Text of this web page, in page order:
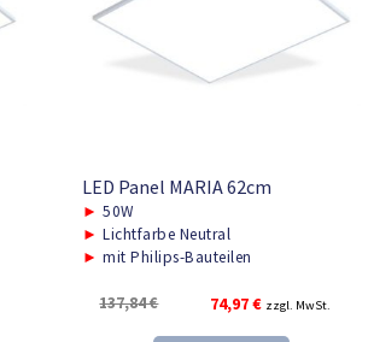
LED Panel MARIA 62cm
► 50W
► Lichtfarbe Neutral
► mit Philips-Bauteilen
137,84€
Ursprünglicher
74,97€Aktueller
zzgl. MwSt.